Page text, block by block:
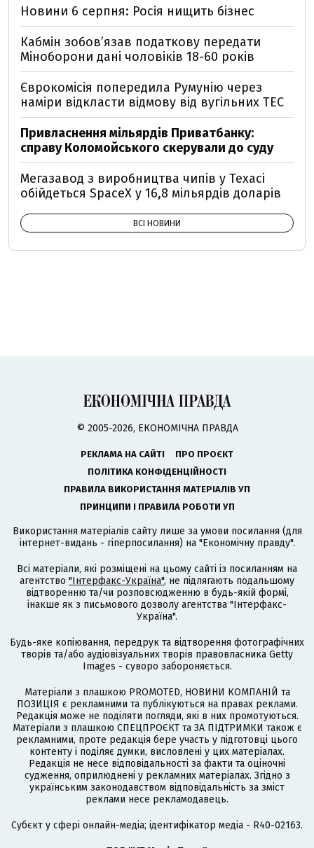
Новини 6 серпня: Росія нищить бізнес
Кабмін зобовʼязав податкову передати
Міноборони дані чоловіків 18-60 років
Єврокомісія попередила Румунію через
наміри відкласти відмову від вугільних ТЕС
Привласнення мільярдів Приватбанку:
справу Коломойського скерували до суду
Мегазавод з виробництва чипів у Техасі
обійдеться SpaceX у 16,8 мільярдів доларів
ВСІ НОВИНИ
© 2005-2026, ЕКОНОМІЧНА ПРАВДА
РЕКЛАМА НА САЙТІ
ПРО ПРОЄКТ
ПОЛІТИКА КОНФІДЕНЦІЙНОСТІ
ПРАВИЛА ВИКОРИСТАННЯ МАТЕРІАЛІВ УП
ПРИНЦИПИ І ПРАВИЛА РОБОТИ УП
Використання матеріалів сайту лише за умови посилання (для
інтернет-видань - гіперпосилання) на "Економічну правду".
Всі матеріали, які розміщені на цьому сайті із посиланням на
агентство "Інтерфакс-Україна", не підлягають подальшому
відтворенню та/чи розповсюдженню в будь-якій формі,
інакше як з письмового дозволу агентства "Інтерфакс-
Україна".
Будь-яке копіювання, передрук та відтворення фотографічних
творів та/або аудіовізуальних творів правовласника Getty
Images - суворо забороняється.
Матеріали з плашкою PROMOTED, НОВИНИ КОМПАНІЙ та
ПОЗИЦІЯ є рекламними та публікуються на правах реклами.
Редакція може не поділяти погляди, які в них промотуються.
Матеріали з плашкою СПЕЦПРОЄКТ та ЗА ПІДТРИМКИ також є
рекламними, проте редакція бере участь у підготовці цього
контенту і поділяє думки, висловлені у цих матеріалах.
Редакція не несе відповідальності за факти та оціночні
судження, оприлюднені у рекламних матеріалах. Згідно з
українським законодавством відповідальність за зміст
реклами несе рекламодавець.
Cубєкт у сфері онлайн-медіа; ідентифікатор медіа - R40-02163.